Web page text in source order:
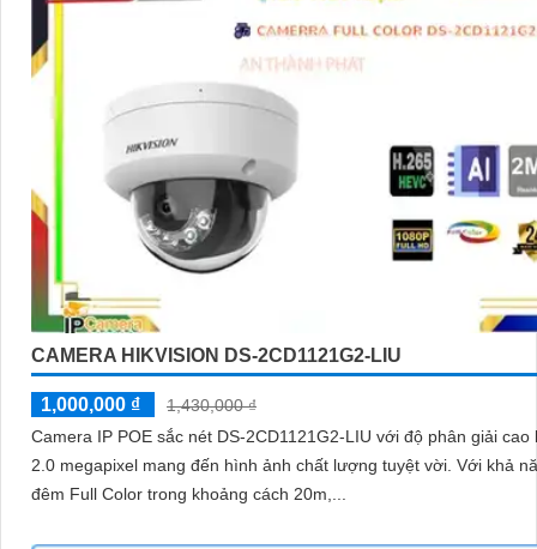
CAMERA HIKVISION DS-2CD1121G2-LIU
1,000,000 ₫
1,430,000 ₫
Camera IP POE sắc nét DS-2CD1121G2-LIU với độ phân giải cao
2.0 megapixel mang đến hình ảnh chất lượng tuyệt vời. Với khả năng xem
đêm Full Color trong khoảng cách 20m,...